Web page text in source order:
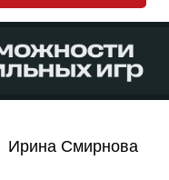
Ирина Смирнова